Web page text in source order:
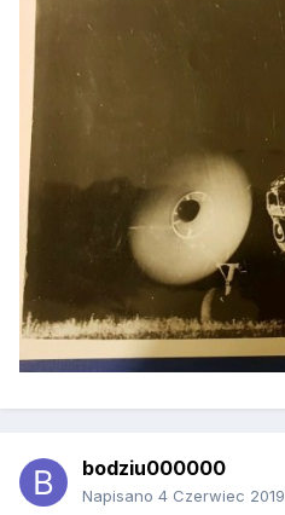
bodziu000000
Napisano 4 Czerwiec 2019